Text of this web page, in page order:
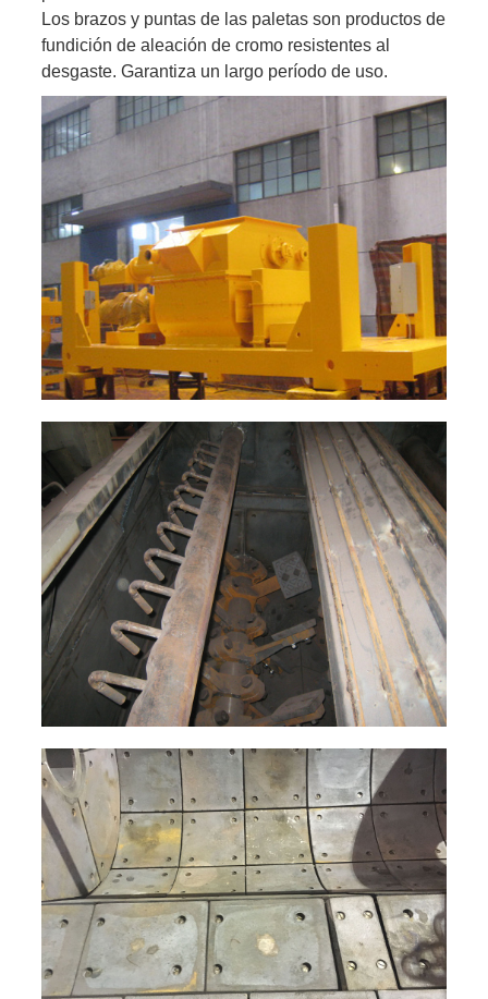
Los brazos y puntas de las paletas son productos de
fundición de aleación de cromo resistentes al
desgaste. Garantiza un largo período de uso.